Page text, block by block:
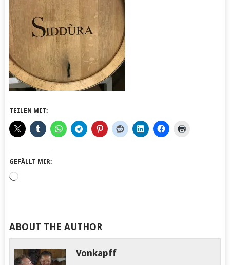
TEILEN MIT:
GEFÄLLT MIR:
Wird
ABOUT THE AUTHOR
Vonkapff